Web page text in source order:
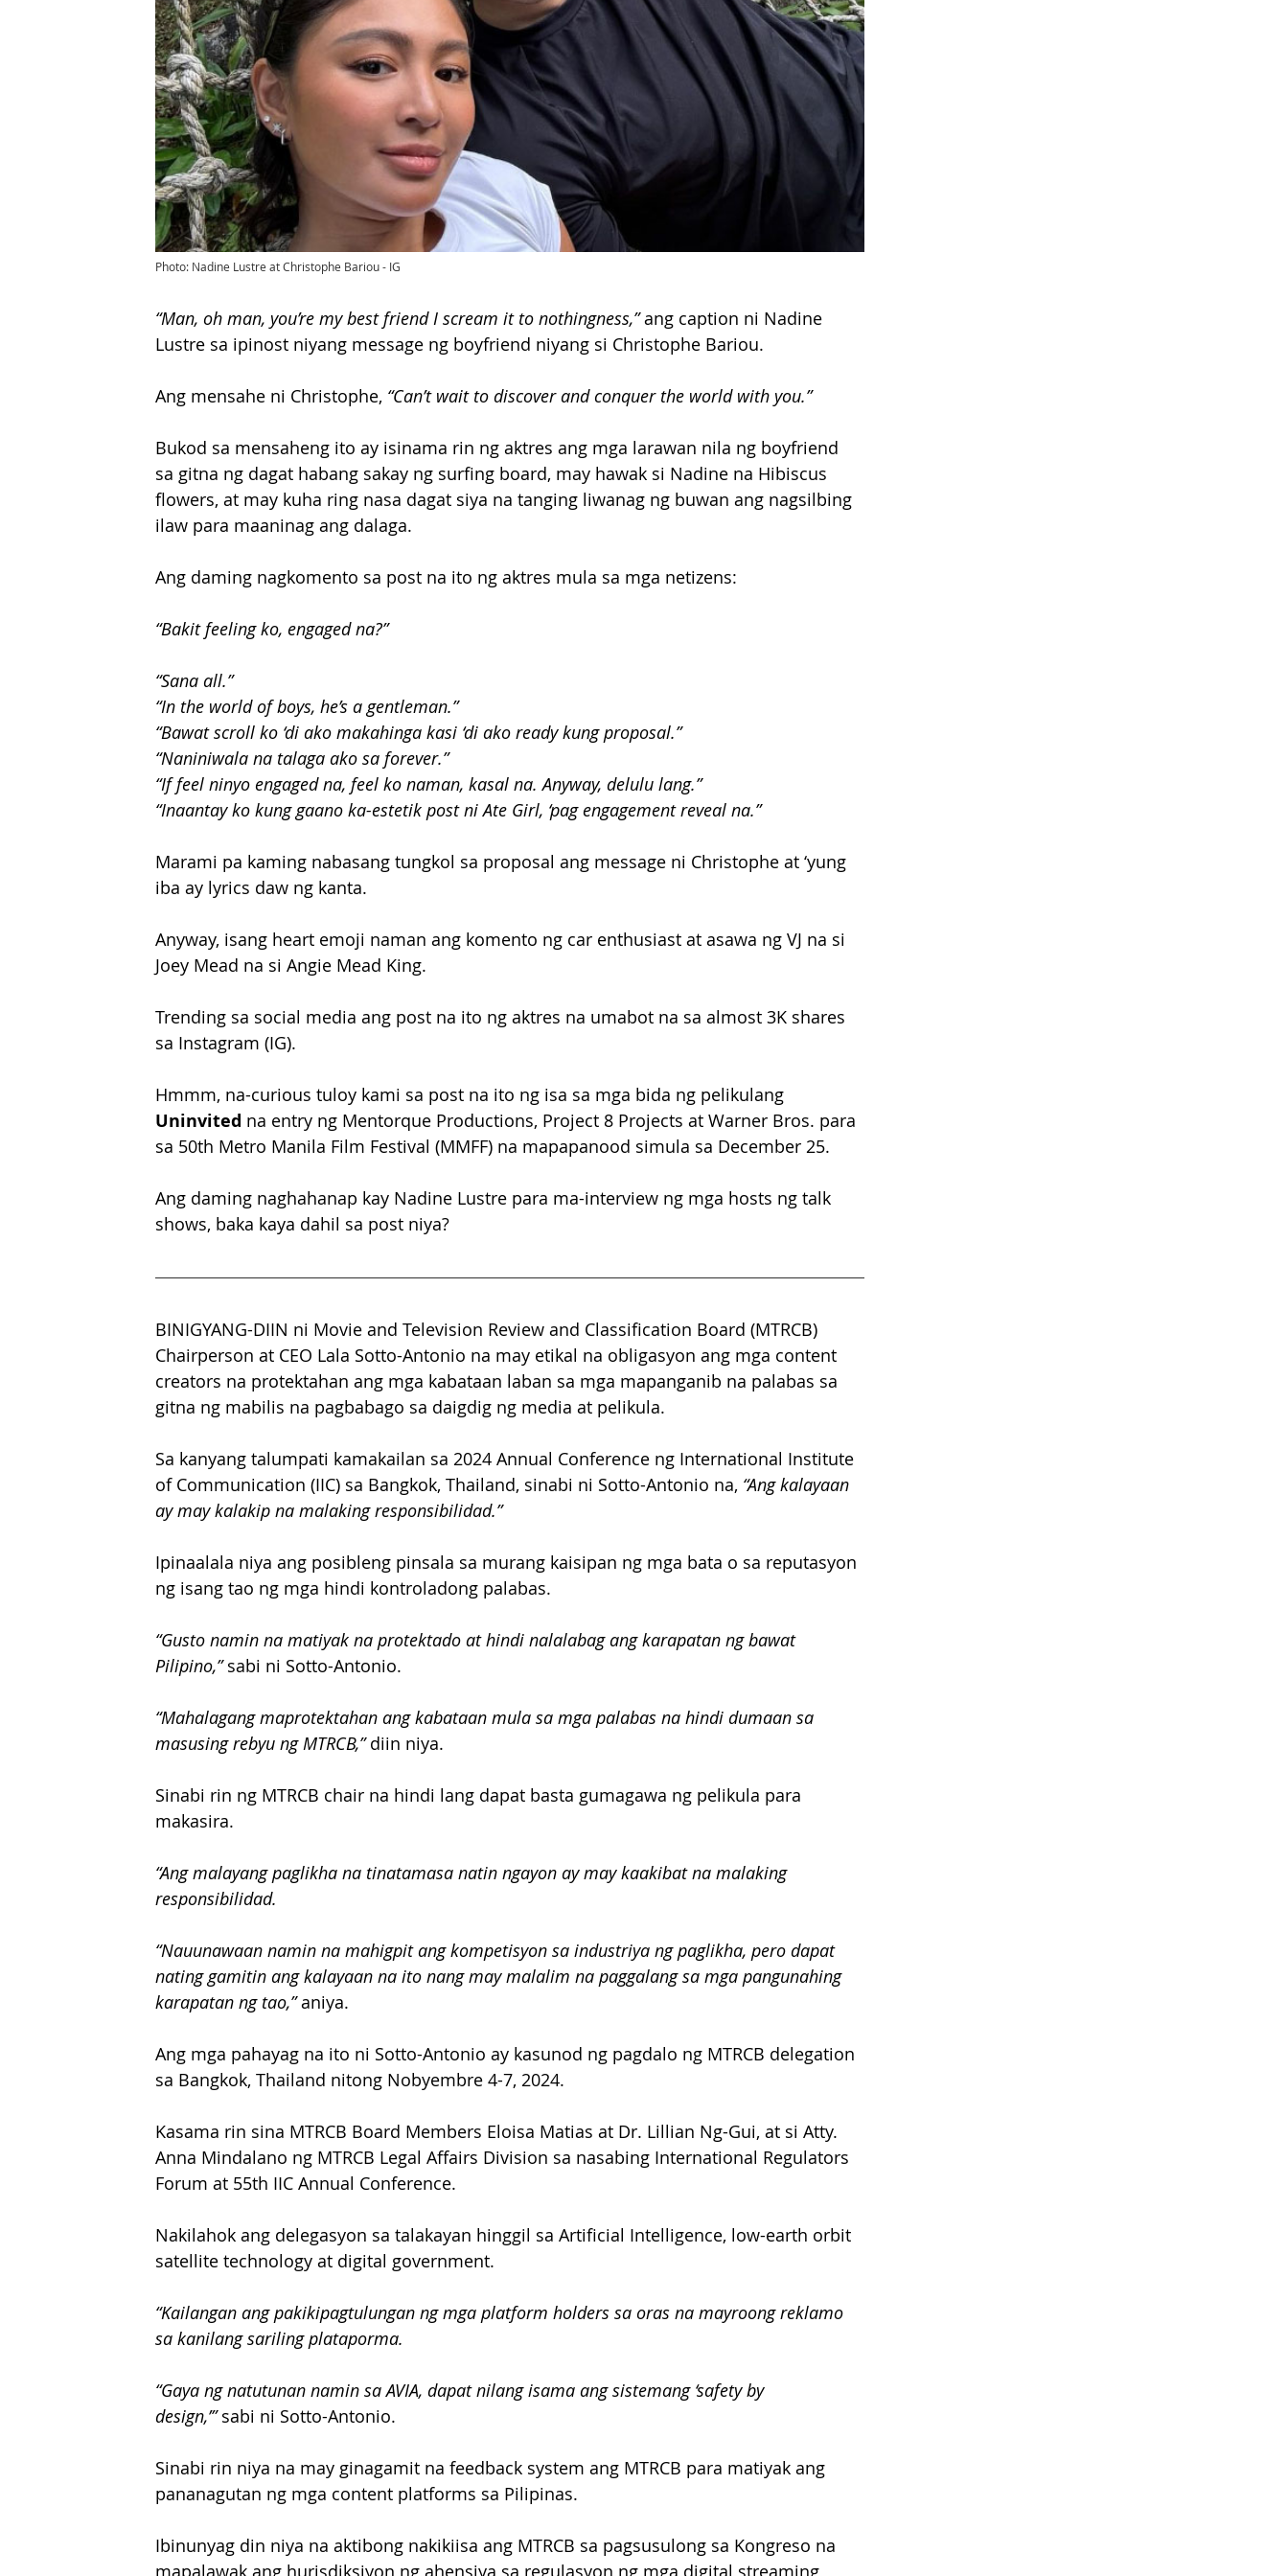
Photo: Nadine Lustre at Christophe Bariou - IG
“Man, oh man, you’re my best friend I scream it to nothingness,” ang caption ni Nadine
Lustre sa ipinost niyang message ng boyfriend niyang si Christophe Bariou.
Ang mensahe ni Christophe, “Can’t wait to discover and conquer the world with you.”
Bukod sa mensaheng ito ay isinama rin ng aktres ang mga larawan nila ng boyfriend
sa gitna ng dagat habang sakay ng surfing board, may hawak si Nadine na Hibiscus
flowers, at may kuha ring nasa dagat siya na tanging liwanag ng buwan ang nagsilbing
ilaw para maaninag ang dalaga.
Ang daming nagkomento sa post na ito ng aktres mula sa mga netizens:
“Bakit feeling ko, engaged na?”
“Sana all.”
“In the world of boys, he’s a gentleman.”
“Bawat scroll ko ‘di ako makahinga kasi ‘di ako ready kung proposal.”
“Naniniwala na talaga ako sa forever.”
“If feel ninyo engaged na, feel ko naman, kasal na. Anyway, delulu lang.”
“Inaantay ko kung gaano ka-estetik post ni Ate Girl, ‘pag engagement reveal na.”
Marami pa kaming nabasang tungkol sa proposal ang message ni Christophe at ‘yung
iba ay lyrics daw ng kanta.
Anyway, isang heart emoji naman ang komento ng car enthusiast at asawa ng VJ na si
Joey Mead na si Angie Mead King.
Trending sa social media ang post na ito ng aktres na umabot na sa almost 3K shares
sa Instagram (IG).
Hmmm, na-curious tuloy kami sa post na ito ng isa sa mga bida ng pelikulang
Uninvited na entry ng Mentorque Productions, Project 8 Projects at Warner Bros. para
sa 50th Metro Manila Film Festival (MMFF) na mapapanood simula sa December 25.
Ang daming naghahanap kay Nadine Lustre para ma-interview ng mga hosts ng talk
shows, baka kaya dahil sa post niya?
BINIGYANG-DIIN ni Movie and Television Review and Classification Board (MTRCB)
Chairperson at CEO Lala Sotto-Antonio na may etikal na obligasyon ang mga content
creators na protektahan ang mga kabataan laban sa mga mapanganib na palabas sa
gitna ng mabilis na pagbabago sa daigdig ng media at pelikula.
Sa kanyang talumpati kamakailan sa 2024 Annual Conference ng International Institute
of Communication (IIC) sa Bangkok, Thailand, sinabi ni Sotto-Antonio na, “Ang kalayaan
ay may kalakip na malaking responsibilidad.”
Ipinaalala niya ang posibleng pinsala sa murang kaisipan ng mga bata o sa reputasyon
ng isang tao ng mga hindi kontroladong palabas.
“Gusto namin na matiyak na protektado at hindi nalalabag ang karapatan ng bawat
Pilipino,” sabi ni Sotto-Antonio.
“Mahalagang maprotektahan ang kabataan mula sa mga palabas na hindi dumaan sa
masusing rebyu ng MTRCB,” diin niya.
Sinabi rin ng MTRCB chair na hindi lang dapat basta gumagawa ng pelikula para
makasira.
“Ang malayang paglikha na tinatamasa natin ngayon ay may kaakibat na malaking
responsibilidad.
“Nauunawaan namin na mahigpit ang kompetisyon sa industriya ng paglikha, pero dapat
nating gamitin ang kalayaan na ito nang may malalim na paggalang sa mga pangunahing
karapatan ng tao,” aniya.
Ang mga pahayag na ito ni Sotto-Antonio ay kasunod ng pagdalo ng MTRCB delegation
sa Bangkok, Thailand nitong Nobyembre 4-7, 2024.
Kasama rin sina MTRCB Board Members Eloisa Matias at Dr. Lillian Ng-Gui, at si Atty.
Anna Mindalano ng MTRCB Legal Affairs Division sa nasabing International Regulators
Forum at 55th IIC Annual Conference.
Nakilahok ang delegasyon sa talakayan hinggil sa Artificial Intelligence, low-earth orbit
satellite technology at digital government.
“Kailangan ang pakikipagtulungan ng mga platform holders sa oras na mayroong reklamo
sa kanilang sariling plataporma.
“Gaya ng natutunan namin sa AVIA, dapat nilang isama ang sistemang ‘safety by
design,’” sabi ni Sotto-Antonio.
Sinabi rin niya na may ginagamit na feedback system ang MTRCB para matiyak ang
pananagutan ng mga content platforms sa Pilipinas.
Ibinunyag din niya na aktibong nakikiisa ang MTRCB sa pagsusulong sa Kongreso na
mapalawak ang hurisdiksiyon ng ahensiya sa regulasyon ng mga digital streaming